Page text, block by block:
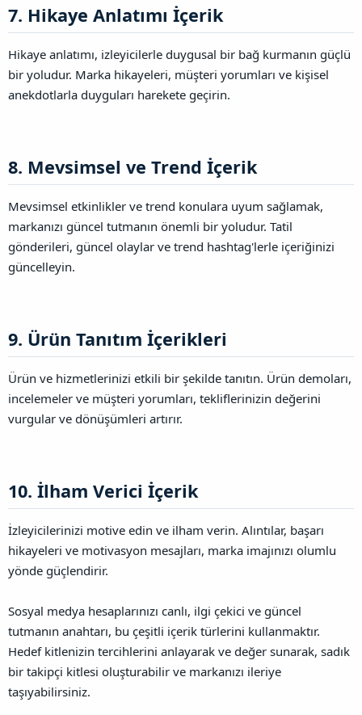
7. Hikaye Anlatımı İçerik​
Hikaye anlatımı, izleyicilerle duygusal bir bağ kurmanın güçlü
bir yoludur. Marka hikayeleri, müşteri yorumları ve kişisel
anekdotlarla duyguları harekete geçirin.
8. Mevsimsel ve Trend İçerik​
Mevsimsel etkinlikler ve trend konulara uyum sağlamak,
markanızı güncel tutmanın önemli bir yoludur. Tatil
gönderileri, güncel olaylar ve trend hashtag'lerle içeriğinizi
güncelleyin.
9. Ürün Tanıtım İçerikleri​
Ürün ve hizmetlerinizi etkili bir şekilde tanıtın. Ürün demoları,
incelemeler ve müşteri yorumları, tekliflerinizin değerini
vurgular ve dönüşümleri artırır.
10. İlham Verici İçerik​
İzleyicilerinizi motive edin ve ilham verin. Alıntılar, başarı
hikayeleri ve motivasyon mesajları, marka imajınızı olumlu
yönde güçlendirir.
Sosyal medya hesaplarınızı canlı, ilgi çekici ve güncel
tutmanın anahtarı, bu çeşitli içerik türlerini kullanmaktır.
Hedef kitlenizin tercihlerini anlayarak ve değer sunarak, sadık
bir takipçi kitlesi oluşturabilir ve markanızı ileriye
taşıyabilirsiniz.